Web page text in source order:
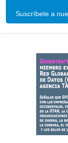
Suscríbete a